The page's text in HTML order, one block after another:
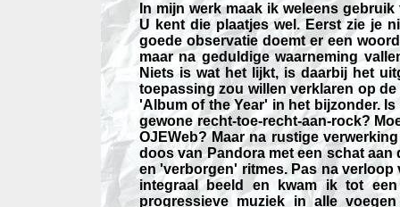
In mijn werk maak ik weleens
U kent die plaatjes wel. Eerst zie je
goede observatie doemt er een
maar na geduldige waarneming
Niets is wat het lijkt, is daarbij het
toepassing zou willen verklaren op
'Album of the Year' in het bijzonder.
gewone recht-toe-recht-aan-rock?
OJEWeb? Maar na rustige
doos van Pandora met een schat
en 'verborgen' ritmes. Pas na
integraal beeld en kwam ik tot
progressieve muziek in alle